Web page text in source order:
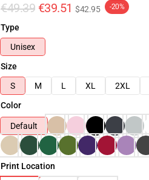
€49.39 €39.51 $42.95 -20%
Type
Unisex
Size
S
M L XL 2XL
Color
Default
Print Location